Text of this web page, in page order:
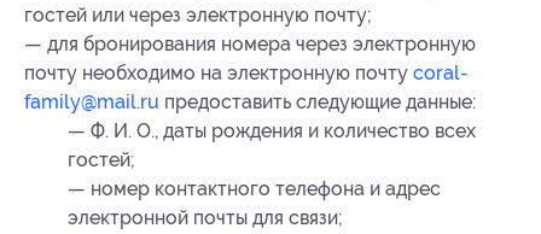
гостей или через электронную почту;
— для бронирования номера через электронную
почту необходимо на электронную почту coral-
family@mail.ru предоставить следующие данные:
— Ф. И. О., даты рождения и количество всех
гостей;
— номер контактного телефона и адрес
электронной почты для связи;